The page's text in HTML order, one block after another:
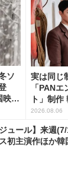
ソ
映画
実は同じ
「PAN
ト」制作
2026.08.06
ュール】来週
初主演作ほか